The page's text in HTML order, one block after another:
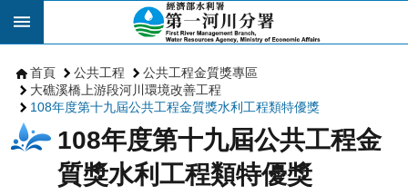
跳到主要內容區塊
首頁 公共工程
公共工程金質獎專區
大礁溪橋上游段河川環境改善工程
108年度第十九屆公共工程金質獎水利工程類特優獎
108年度第十九屆公共工程金
質獎水利工程類特優獎